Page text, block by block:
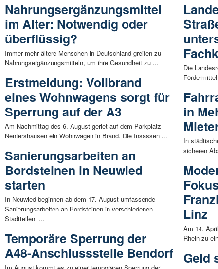
Nahrungsergänzungsmittel
im Alter: Notwendig oder
überflüssig?
Immer mehr ältere Menschen in Deutschland greifen zu
Nahrungsergänzungsmitteln, um ihre Gesundheit zu ...
Erstmeldung: Vollbrand
eines Wohnwagens sorgt für
Sperrung auf der A3
Am Nachmittag des 6. August geriet auf dem Parkplatz
Nentershausen ein Wohnwagen in Brand. Die Insassen ...
Sanierungsarbeiten an
Bordsteinen in Neuwied
starten
In Neuwied beginnen ab dem 17. August umfassende
Sanierungsarbeiten an Bordsteinen in verschiedenen
Stadtteilen. ...
Temporäre Sperrung der
A48-Anschlussstelle Bendorf
Die
in
In
sicheren
Linz
Am 14.
Rhein zu
Geld